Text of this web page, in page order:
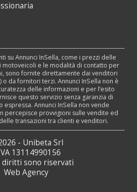
su Annunci InSella, come i prezzi delle
motoveicoli e le modalità di contatto per
sono fornite direttamente dai venditori
o da fornitori terzi. Annunci InSella non è
delle informazioni e per l’esito
questo servizio senza garanzia di
espressa. Annunci InSella non vende
percepisce provvigioni sulle vendite ed
transazioni tra clienti e venditori.
- Unibeta Srl
13114990156
diritti sono riservati
Web Agency